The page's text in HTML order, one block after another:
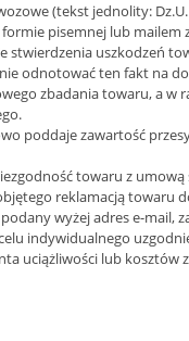
(tekst jednolity:
pisemnej lub
uszkodzeń
odnotować ten fakt na
zbadania towaru, a
poddaje zawartość
towaru z
reklamacją
wyżej adres e-mail,
indywidualnego
uciążliwości lub kosztów